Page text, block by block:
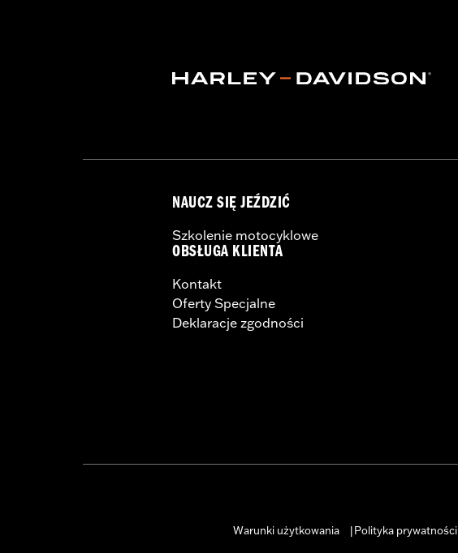
NAUCZ SIĘ JEŹDZIĆ
Szkolenie motocyklowe
OBSŁUGA KLIENTA
Kontakt
Oferty Specjalne
Deklaracje zgodności
Warunki użytkowania
Polityka prywatności